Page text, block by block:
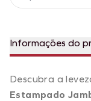
Informações do
Descubra a
Estampado